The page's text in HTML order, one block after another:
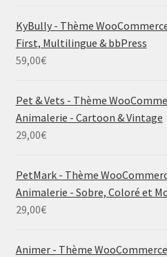
KyBully - Thème
First, Multilingue & bbPress
59,00€
Pet & Vets - Thème
Animalerie - Cartoon & Vintage
29,00€
PetMark - Thème
Animalerie - Sobre, Coloré et
29,00€
Animer - Thème